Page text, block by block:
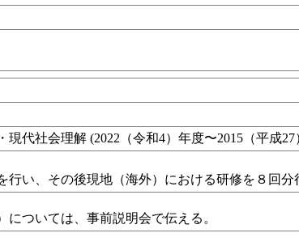
現代社会理解 (2022（令和4）年度〜2015（平成
行い、その後現地（海外）における研修を８回分
については、事前説明会で伝える。